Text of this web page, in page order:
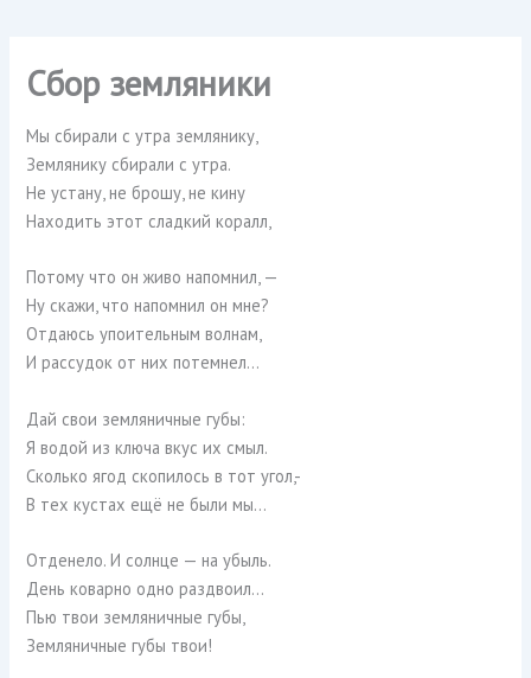
Сбор земляники
Мы сбирали с утра землянику,
Землянику сбирали с утра.
Не устану, не брошу, не кину
Находить этот сладкий коралл,
Потому что он живо напомнил, —
Ну скажи, что напомнил он мне?
Отдаюсь упоительным волнам,
И рассудок от них потемнел…
Дай свои земляничные губы:
Я водой из ключа вкус их смыл.
Сколько ягод скопилось в тот угол,-
В тех кустах ещё не были мы…
Отденело. И солнце — на убыль.
День коварно одно раздвоил…
Пью твои земляничные губы,
Земляничные губы твои!